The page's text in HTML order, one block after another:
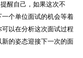
醒自己，如果这次不
个单位面试的机会等着
以在分析这次面试过程
的姿态迎接下一次的面